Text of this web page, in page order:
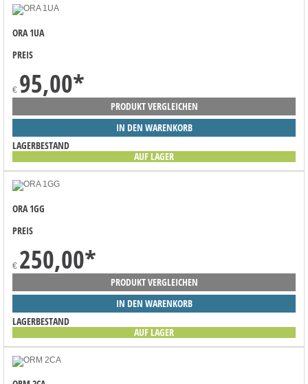
ORA 1UA
PREIS
€ 95,00*
PRODUKT VERGLEICHEN
IN DEN WARENKORB
LAGERBESTAND
AUF LAGER
ORA 1GG
PREIS
€ 250,00*
PRODUKT VERGLEICHEN
IN DEN WARENKORB
LAGERBESTAND
AUF LAGER